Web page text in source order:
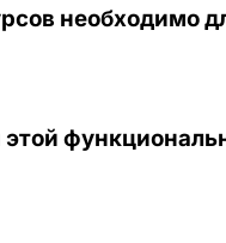
необходимо